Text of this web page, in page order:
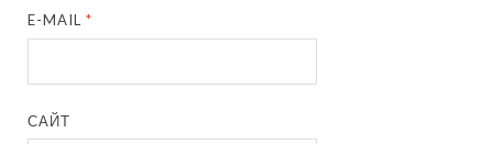
E-MAIL*
САЙТ